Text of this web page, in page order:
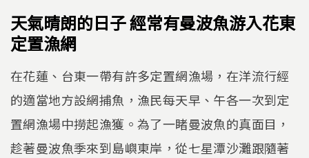
天氣晴朗的日子 經常有曼波魚游入花東
定置漁網
在花蓮、台東一帶有許多定置網漁場，在洋流行經
的適當地方設網捕魚，漁民每天早、午各一次到定
置網漁場中撈起漁獲。為了一睹曼波魚的真面目，
趁著曼波魚季來到島嶼東岸，從七星潭沙灘跟隨著